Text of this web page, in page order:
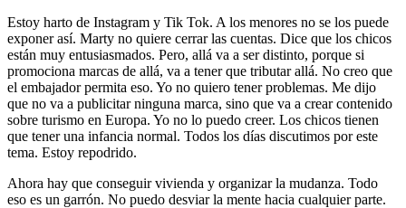
Estoy harto de Instagram y Tik Tok. A los menores no se los puede
exponer así. Marty no quiere cerrar las cuentas. Dice que los chicos
están muy entusiasmados. Pero, allá va a ser distinto, porque si
promociona marcas de allá, va a tener que tributar allá. No creo que
el embajador permita eso. Yo no quiero tener problemas. Me dijo
que no va a publicitar ninguna marca, sino que va a crear contenido
sobre turismo en Europa. Yo no lo puedo creer. Los chicos tienen
que tener una infancia normal. Todos los días discutimos por este
tema. Estoy repodrido.
Ahora hay que conseguir vivienda y organizar la mudanza. Todo
eso es un garrón. No puedo desviar la mente hacia cualquier parte.